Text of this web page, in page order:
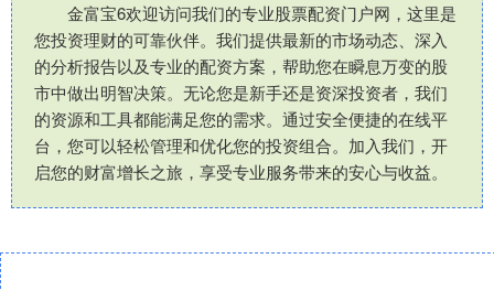
金富宝6欢迎访问我们的专业股票配资门户网，这里是
您投资理财的可靠伙伴。我们提供最新的市场动态、深入
的分析报告以及专业的配资方案，帮助您在瞬息万变的股
市中做出明智决策。无论您是新手还是资深投资者，我们
的资源和工具都能满足您的需求。通过安全便捷的在线平
台，您可以轻松管理和优化您的投资组合。加入我们，开
启您的财富增长之旅，享受专业服务带来的安心与收益。